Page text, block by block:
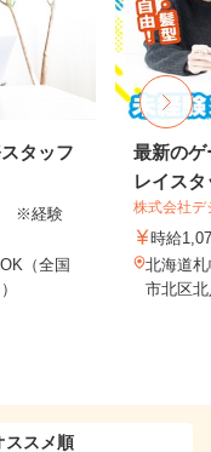
タッフ
※経験
（全国
最新のゲ
レイスタ
株式会社
時給
北海道
市北区